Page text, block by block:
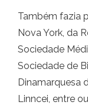
Também fazia
Nova York, da
Sociedade
Sociedade de
Dinamarquesa
Linncei, entre